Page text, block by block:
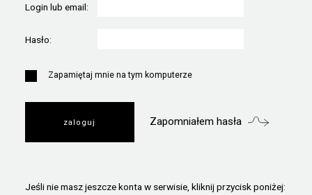
Login lub email:
Hasło:
Zapamiętaj mnie na tym komputerze
Zapomniałem hasła
Jeśli nie masz jeszcze konta w serwisie, kliknij przycisk poniżej: